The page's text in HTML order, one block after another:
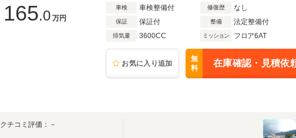
165.0 万円
車検 車検整備付 修復歴 なし
保証 保証付 整備 法定整備付
排気量 3600CC ミッション フロア6AT
お気に入り追加
無
料
在庫確認・見積依
クチコミ評価：－